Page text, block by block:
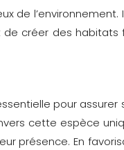
créer des
pour
cette espèce
présence. En